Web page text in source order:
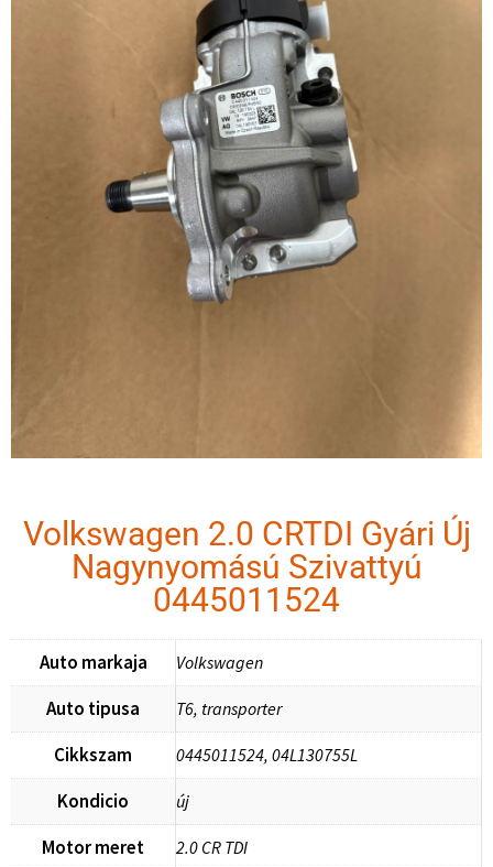
Volkswagen 2.0 CRTDI Gyári Új
Nagynyomású Szivattyú
0445011524
Auto markaja Volkswagen
Auto tipusa T6, transporter
Cikkszam 0445011524, 04L130755L
Kondicio új
Motor meret 2.0 CR TDI